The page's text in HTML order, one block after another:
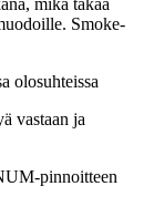
mikä takaa
Smoke-
olosuhteissa
vastaan ja
pinnoitteen